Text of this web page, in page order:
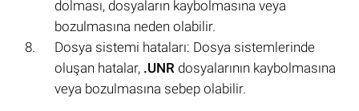
dolması, dosyaların kaybolmasına veya
bozulmasına neden olabilir.
Dosya sistemi hataları: Dosya sistemlerinde
oluşan hatalar, .UNR dosyalarının kaybolmasına
veya bozulmasına sebep olabilir.